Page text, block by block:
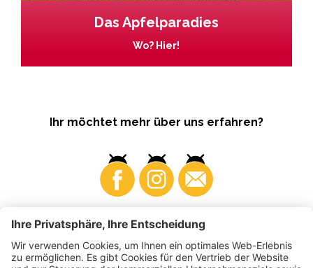
Das Apfelparadies
Wo? Hier!
Ihr möchtet mehr über uns erfahren?
Business Produzenten